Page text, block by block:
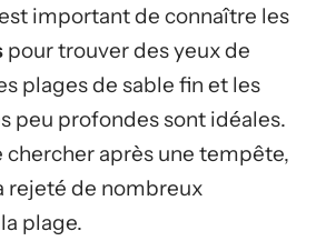
important de connaître les
pour trouver des yeux de
plages de sable fin et les
peu profondes sont idéales.
chercher après une tempête,
rejeté de nombreux
plage.